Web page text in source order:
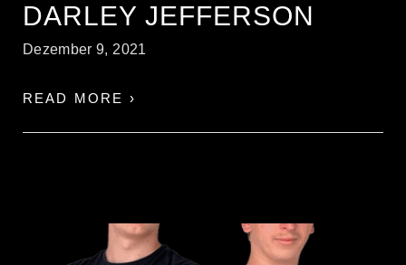
DARLEY JEFFERSON
Dezember 9, 2021
READ MORE ›